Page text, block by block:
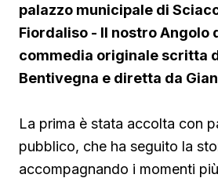
palazzo municipale di
Fiordaliso - Il nostro Angolo
commedia originale scritta
Bentivegna e diretta da
La prima è stata accolta con
pubblico, che ha seguito la
accompagnando i momenti